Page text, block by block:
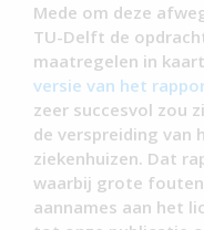
Mede om deze
TU-Delft de
maatregelen in
versie van het
zeer succesvol zou
de verspreiding van
ziekenhuizen. Dat
waarbij grote
aannames aan het